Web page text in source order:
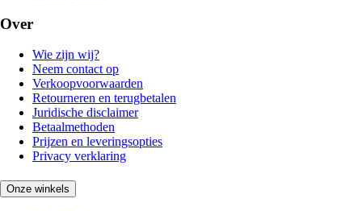
Over
Wie zijn wij?
Neem contact op
Verkoopvoorwaarden
Retourneren en terugbetalen
Juridische disclaimer
Betaalmethoden
Prijzen en leveringsopties
Privacy verklaring
Onze winkels